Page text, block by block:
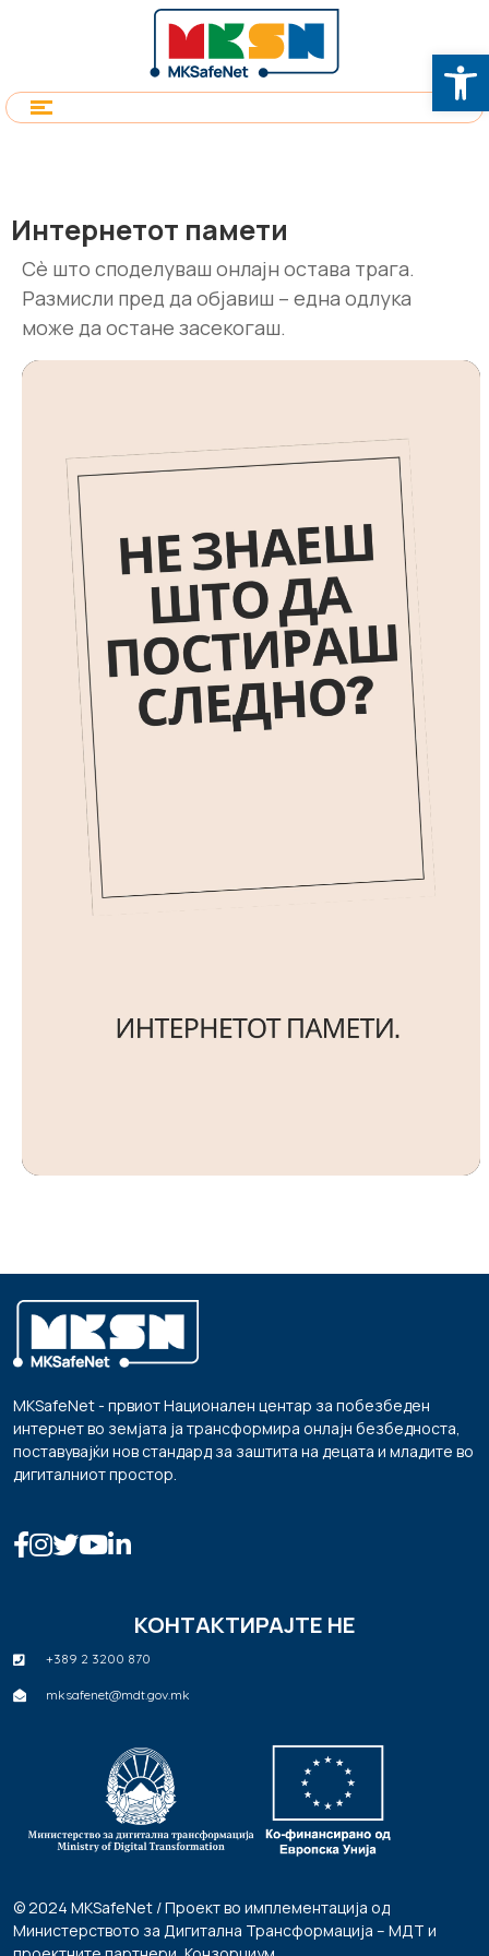
Интернетот памети
Сѐ што споделуваш онлајн остава трага.
Размисли пред да објавиш – една одлука
може да остане засекогаш.
MKSafeNet - првиот Национален центар за побезбеден
интернет во земјата ја трансформира онлајн безбедноста,
поставувајќи нов стандард за заштита на децата и младите во
дигиталниот простор.
КОНТАКТИРАЈТЕ НЕ
+389 2 3200 870
mksafenet@mdt.gov.mk
© 2024 MKSafeNet / Проект во имплементација од
Министерството за Дигитална Трансформација – МДТ и